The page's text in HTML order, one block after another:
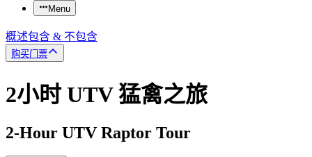
Menu
概述包含 & 不包含
购买门票
2小时 UTV 猛禽之旅
2-Hour UTV Raptor Tour